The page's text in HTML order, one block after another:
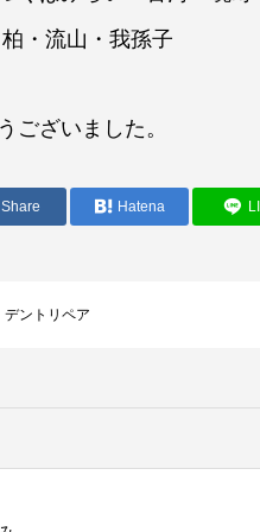
・流山・我孫子
ございました。
Share Hatena
デントリペア